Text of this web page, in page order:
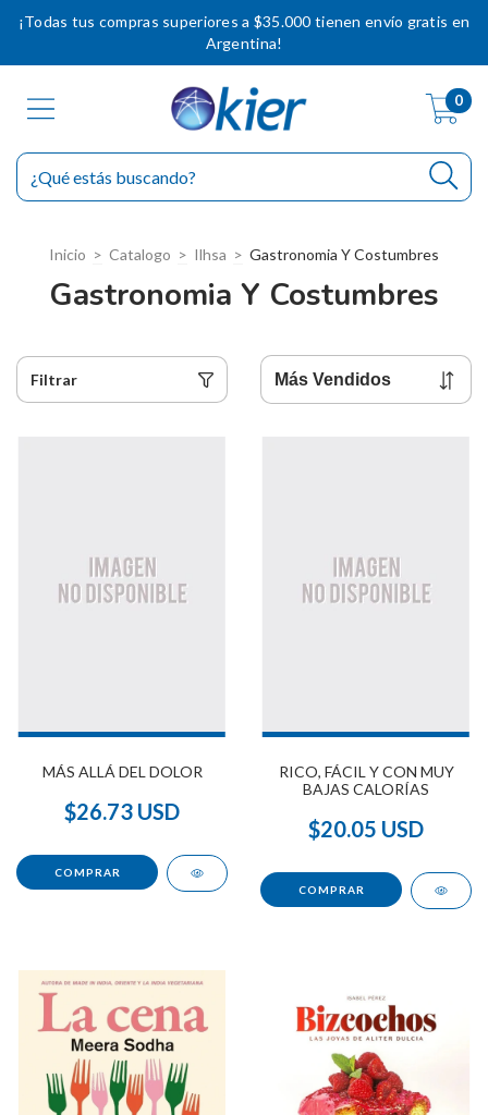
¡Todas tus compras superiores a $35.000 tienen envío gratis en
Argentina!
0
Inicio > Catalogo > Ilhsa > Gastronomia Y Costumbres
Gastronomia Y Costumbres
Filtrar
MÁS ALLÁ DEL DOLOR
$26.73 USD
RICO, FÁCIL Y CON MUY
BAJAS CALORÍAS
$20.05 USD